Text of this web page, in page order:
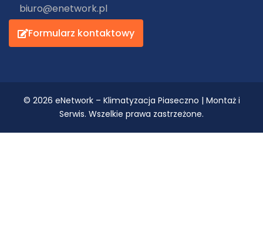
biuro@enetwork.pl
Formularz kontaktowy
© 2026 eNetwork – Klimatyzacja Piaseczno | Montaż i
Serwis. Wszelkie prawa zastrzeżone.